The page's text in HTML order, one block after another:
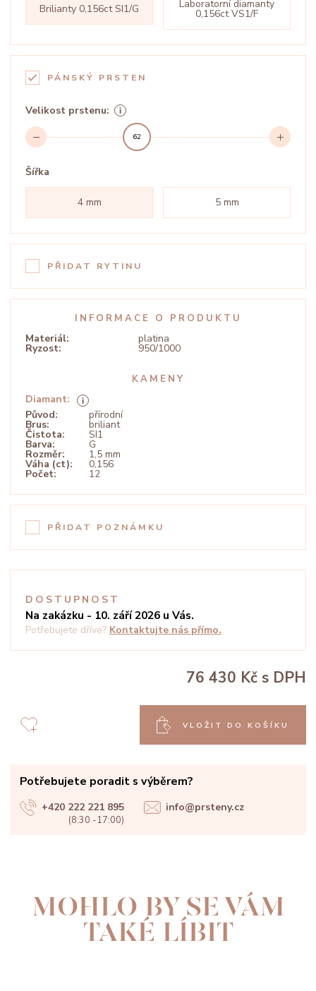
Brilianty 0,156ct SI1/G Laboratorní diamanty
0,156ct VS1/F
PÁNSKÝ PRSTEN
Velikost prstenu:
62
Šířka
4 mm 5 mm
PŘIDAT RYTINU
INFORMACE O PRODUKTU
Materiál: platina
Ryzost: 950/1000
KAMENY
Diamant:
Původ:
přírodní
Brus: briliant
Čistota: SI1
Barva: G
Rozměr: 1,5 mm
Váha (ct): 0,156
Počet: 12
PŘIDAT POZNÁMKU
DOSTUPNOST
Na zakázku - 10. září 2026 u Vás.
Potřebujete dříve? Kontaktujte nás přímo.
76 430 Kč s DPH
VLOŽIT DO KOŠÍKU
Potřebujete poradit s výběrem?
+420 222 221 895
(8:30 -17:00)
info@prsteny.cz
MOHLO BY SE VÁM
TAKÉ LÍBIT